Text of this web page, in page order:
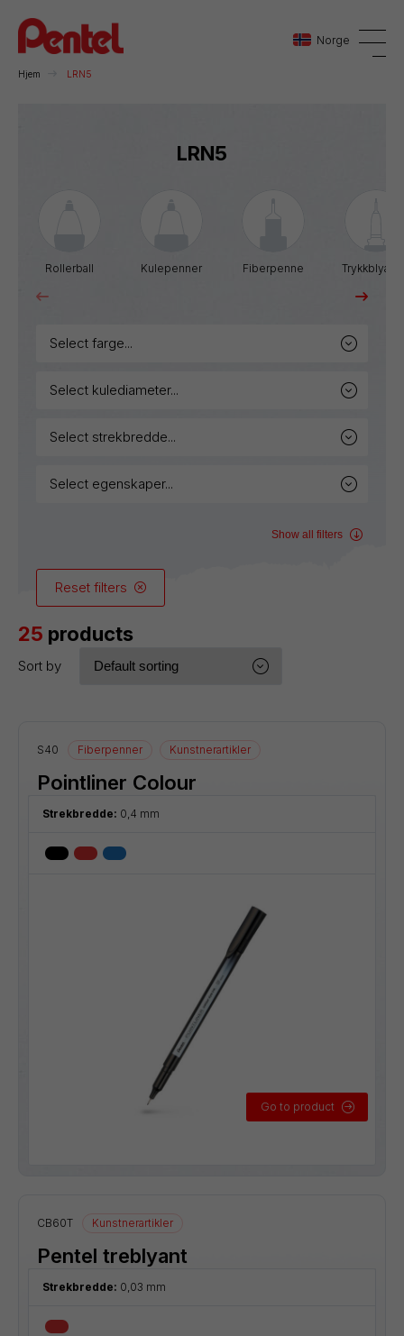
Norge
Hjem LRN5
LRN5
Rollerball Kulepenner Fiberpenne
select farge...
select kulediameter...
select strekbredde...
select egenskaper...
Show all filters
Reset filters
25 products
Sort by
S40 Fiberpenner Kunstnerartikler
Pointliner Colour
Strekbredde: 0,4 mm
Go to product
CB60T Kunstnerartikler
Pentel treblyant
Strekbredde: 0,03 mm